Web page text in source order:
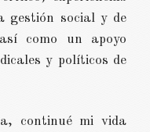
gestión social y de
como un apoyo
y políticos de
continué mi vida